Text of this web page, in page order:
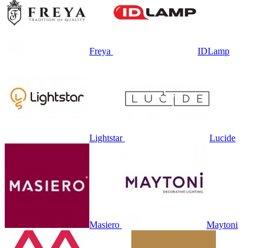
Freya IDLamp
Lightstar Lucide
Masiero Maytoni